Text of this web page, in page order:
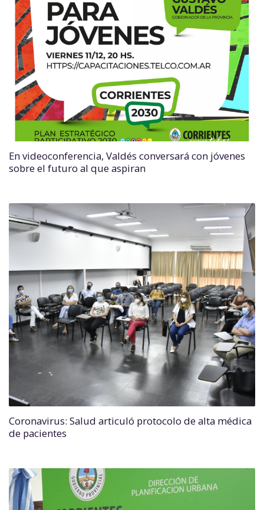
En videoconferencia, Valdés conversará con jóvenes
sobre el futuro al que aspiran
Coronavirus: Salud articuló protocolo de alta médica
de pacientes